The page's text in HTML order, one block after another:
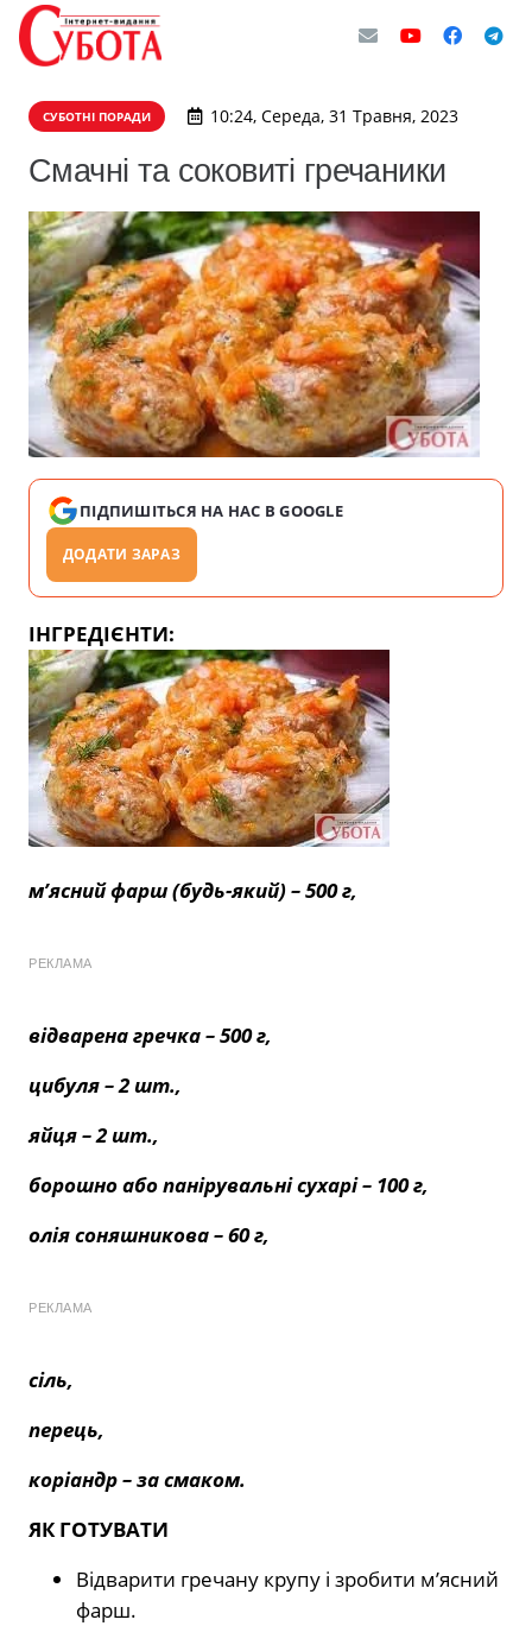
СУБОТНІ ПОРАДИ 10:24, Середа, 31 Травня, 2023
Смачні та соковиті гречаники
ПІДПИШІТЬСЯ НА НАС В GOOGLE
ДОДАТИ ЗАРАЗ
ІНГРЕДІЄНТИ:
м’ясний фарш (будь-який) – 500 г,
РЕКЛАМА
відварена гречка – 500 г,
цибуля – 2 шт.,
яйця – 2 шт.,
борошно або панірувальні сухарі – 100 г,
олія соняшникова – 60 г,
РЕКЛАМА
сіль,
перець,
коріандр – за смаком.
ЯК ГОТУВАТИ
Відварити гречану крупу і зробити м’ясний
фарш.